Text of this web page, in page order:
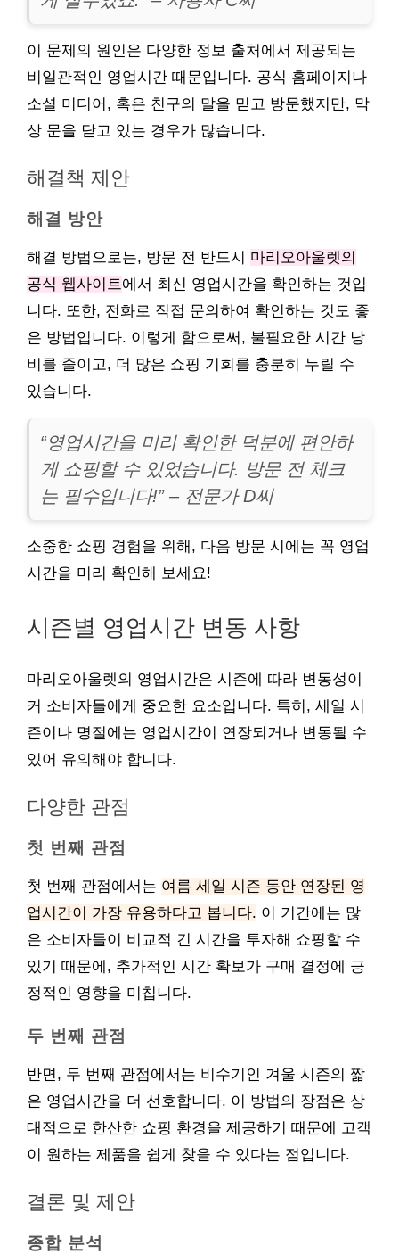
이 문제의 원인은 다양한 정보 출처에서 제공되는
비일관적인 영업시간 때문입니다. 공식 홈페이지나
소셜 미디어, 혹은 친구의 말을 믿고 방문했지만, 막
상 문을 닫고 있는 경우가 많습니다.
해결책 제안
해결 방안
해결 방법으로는, 방문 전 반드시 마리오아울렛의
공식 웹사이트에서 최신 영업시간을 확인하는 것입
니다. 또한, 전화로 직접 문의하여 확인하는 것도 좋
은 방법입니다. 이렇게 함으로써, 불필요한 시간 낭
비를 줄이고, 더 많은 쇼핑 기회를 충분히 누릴 수
있습니다.
“영업시간을 미리 확인한 덕분에 편안하
게 쇼핑할 수 있었습니다. 방문 전 체크
는 필수입니다!” – 전문가 D씨
소중한 쇼핑 경험을 위해, 다음 방문 시에는 꼭 영업
시간을 미리 확인해 보세요!
시즌별 영업시간 변동 사항
마리오아울렛의 영업시간은 시즌에 따라 변동성이
커 소비자들에게 중요한 요소입니다. 특히, 세일 시
즌이나 명절에는 영업시간이 연장되거나 변동될 수
있어 유의해야 합니다.
다양한 관점
첫 번째 관점
첫 번째 관점에서는 여름 세일 시즌 동안 연장된 영
업시간이 가장 유용하다고 봅니다. 이 기간에는 많
은 소비자들이 비교적 긴 시간을 투자해 쇼핑할 수
있기 때문에, 추가적인 시간 확보가 구매 결정에 긍
정적인 영향을 미칩니다.
두 번째 관점
반면, 두 번째 관점에서는 비수기인 겨울 시즌의 짧
은 영업시간을 더 선호합니다. 이 방법의 장점은 상
대적으로 한산한 쇼핑 환경을 제공하기 때문에 고객
이 원하는 제품을 쉽게 찾을 수 있다는 점입니다.
결론 및 제안
종합 분석